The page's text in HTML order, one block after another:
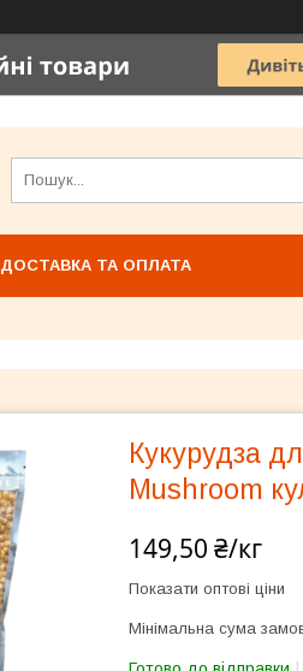
ДОСТАВКА ТА ОПЛАТА
Кукурудза
Mushroom
149,50 ₴/кг
Показати оптові ціни
Мінімальна сума